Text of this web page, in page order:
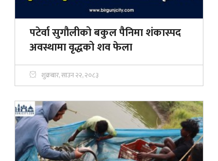
पटेर्वा सुगौलीको बकुल पैनिमा शंकास्पद
अवस्थामा वृद्धको शव फेला
शुक्रबार, साउन २२, २०८३